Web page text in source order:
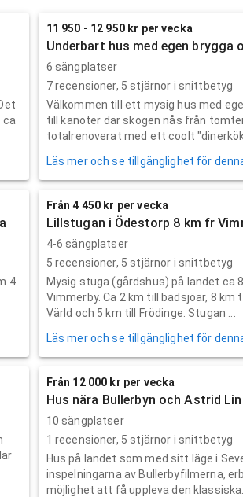
ca
11 950 - 12 950 kr per vecka
Underbart hus med egen brygga
6 sängplatser
7recensioner, 5 stjärnor i snittbetyg
Välkommen till ett mysig hus med
till kanoter där skogen nås från
totalrenoverat med ett coolt
Läs mer och se tillgänglighet för
4
Från 4 450 kr per vecka
Lillstugan i Ödestorp 8 km fr
4-6 sängplatser
5 recensioner, 5 stjärnor i snittbetyg
Mysig stuga (gårdshus) på landet ca
Vimmerby. Ca 2 km till badsjöar, 8 km
Värld och 5 km till Frödinge. Stugan ...
Läs mer och se tillgänglighet för
Från 12 000 kr per vecka
Hus nära Bullerbyn och Astrid
10 sängplatser
1 recensioner, 5 stjärnor i snittbetyg
Hus på landet som med sitt läge i
inspelningarna av Bullerbyfilmerna,
möjlighet att få uppleva den klassiska...